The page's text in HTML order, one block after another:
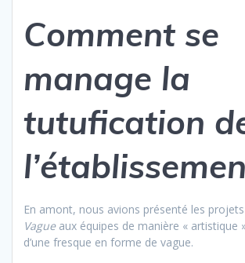
Comment se
manage la
tutufication
En amont, nous avions présenté les
Vagueaux équipes de manière « artistique
d’une fresque en forme de vague.